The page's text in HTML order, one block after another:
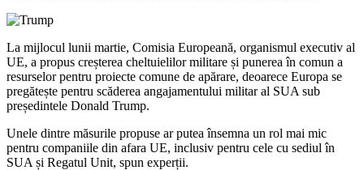
La mijlocul lunii martie, Comisia Europeană, organismul executiv al
UE, a propus creșterea cheltuielilor militare și punerea în comun a
resurselor pentru proiecte comune de apărare, deoarece Europa se
pregătește pentru scăderea angajamentului militar al SUA sub
președintele Donald Trump.
Unele dintre măsurile propuse ar putea însemna un rol mai mic
pentru companiile din afara UE, inclusiv pentru cele cu sediul în
SUA și Regatul Unit, spun experții.